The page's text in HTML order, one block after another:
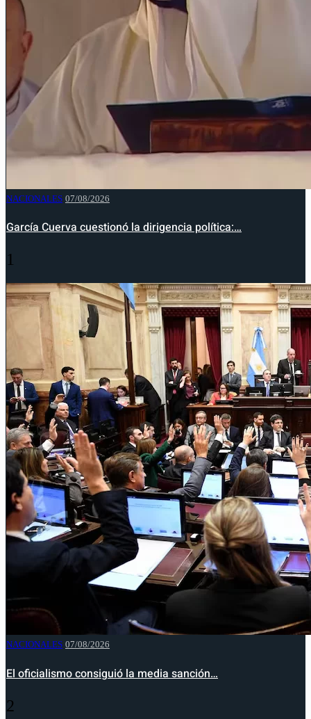
NACIONALES 07/08/2026
García Cuerva cuestionó la dirigencia política:…
1
NACIONALES 07/08/2026
El oficialismo consiguió la media sanción…
2